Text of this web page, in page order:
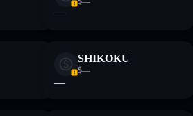
—
SHIKOKU
$—
—